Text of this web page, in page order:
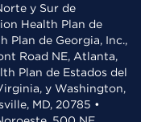
y Sur de
Health Plan de
Plan de Georgia, Inc.,
Road NE, Atlanta,
Plan de Estados del
y Washington,
MD, 20785 •